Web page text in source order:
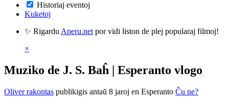
Historiaj eventoj
Kuketoj
✨ Rigardu Aperu.net por vidi liston de plej popularaj filmoj!
×
Muziko de J. S. Baĥ | Esperanto vlogo
Oliver rakontas publikigis antaŭ 8 jaroj en Esperanto Ĉu ne?